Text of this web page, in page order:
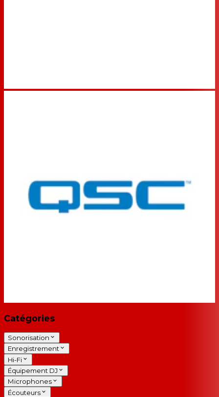
Catégories
Sonorisation
Enregistrement
Hi-Fi
Équipement DJ
Microphones
Écouteurs